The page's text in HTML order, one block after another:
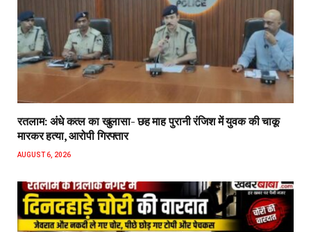
रतलाम: अंधे कत्ल का खुलासा- छह माह पुरानी रंजिश में युवक की चाकू
मारकर हत्या, आरोपी गिरफ्तार
AUGUST 6, 2026